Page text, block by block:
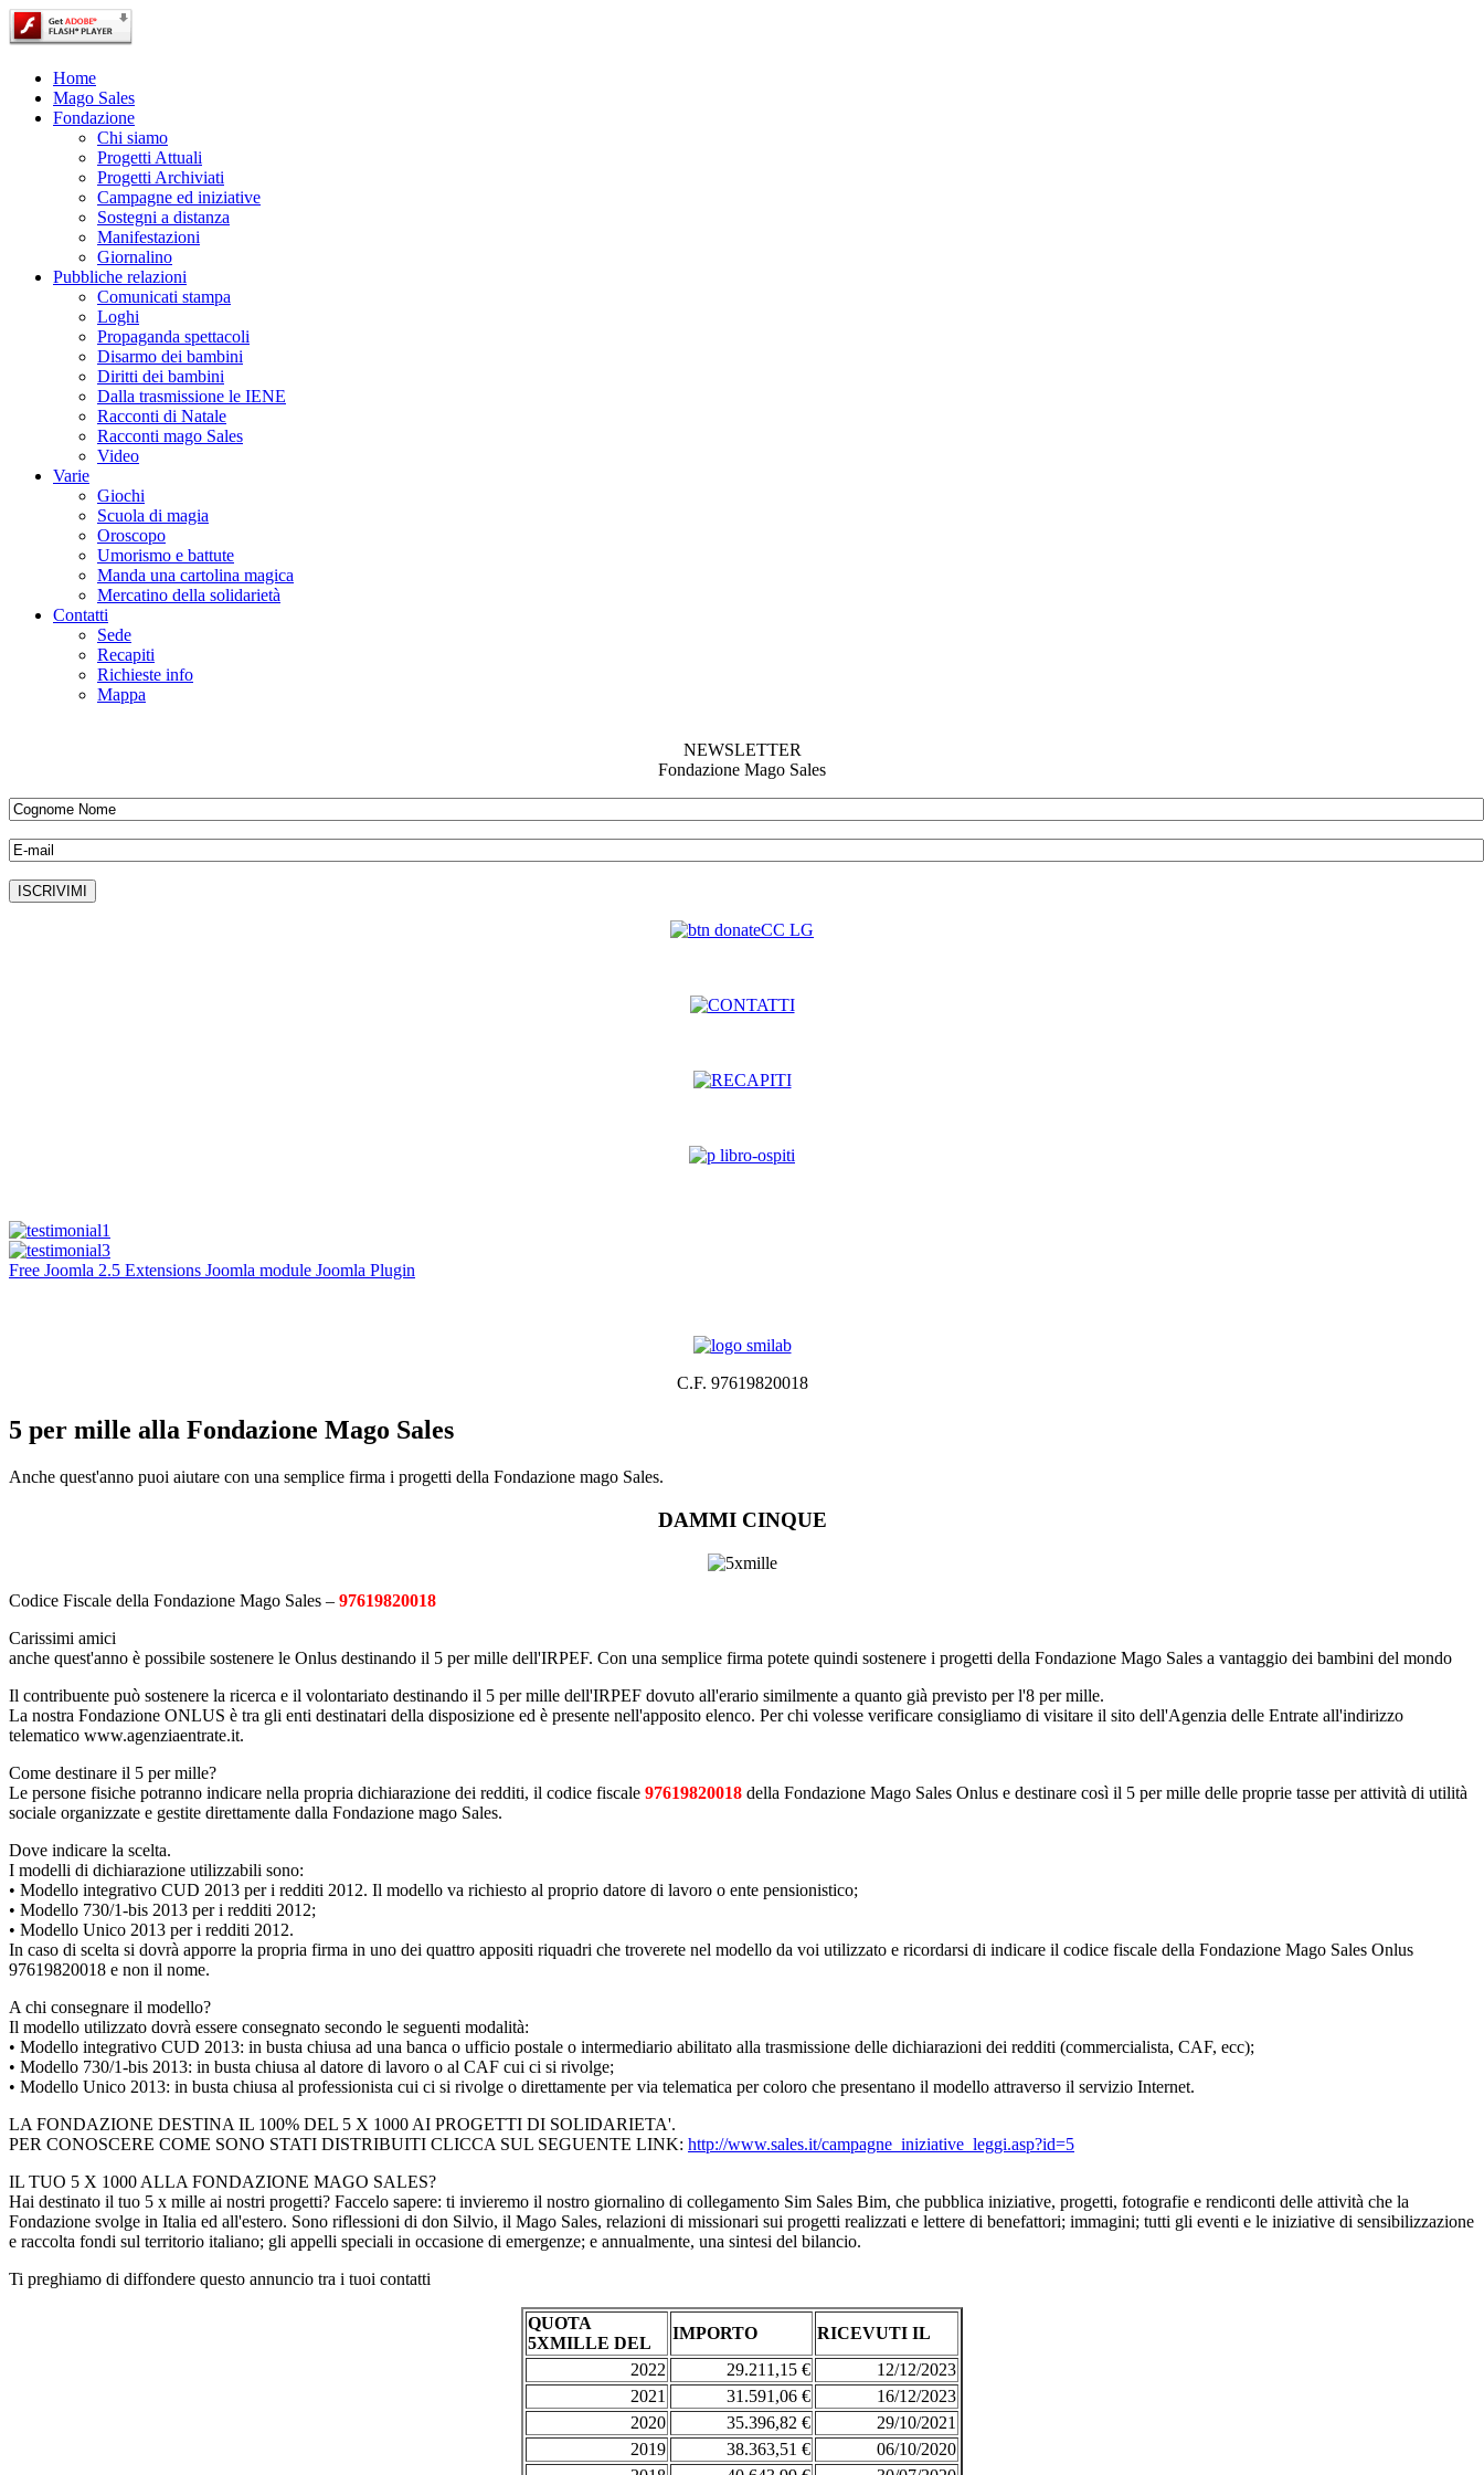
Home
Mago Sales
Fondazione
Chi siamo
Progetti Attuali
Progetti Archiviati
Campagne ed iniziative
Sostegni a distanza
Manifestazioni
Giornalino
Pubbliche relazioni
Comunicati stampa
Loghi
Propaganda spettacoli
Disarmo dei bambini
Diritti dei bambini
Dalla trasmissione le IENE
Racconti di Natale
Racconti mago Sales
Video
Varie
Giochi
Scuola di magia
Oroscopo
Umorismo e battute
Manda una cartolina magica
Mercatino della solidarietà
Contatti
Sede
Recapiti
Richieste info
Mappa
NEWSLETTER
Fondazione Mago Sales
Free Joomla 2.5 Extensions Joomla module Joomla Plugin
C.F. 97619820018
5 per mille alla Fondazione Mago Sales
Anche quest'anno puoi aiutare con una semplice firma i progetti della Fondazione mago Sales.
DAMMI CINQUE
Codice Fiscale della Fondazione Mago Sales – 97619820018
Carissimi amici
anche quest'anno è possibile sostenere le Onlus destinando il 5 per mille dell'IRPEF. Con una semplice firma potete quindi sostenere i progetti della Fondazione Mago Sales a vantaggio dei bambini del mondo
Il contribuente può sostenere la ricerca e il volontariato destinando il 5 per mille dell'IRPEF dovuto all'erario similmente a quanto già previsto per l'8 per mille.
La nostra Fondazione ONLUS è tra gli enti destinatari della disposizione ed è presente nell'apposito elenco. Per chi volesse verificare consigliamo di visitare il sito dell'Agenzia delle Entrate all'indirizzo
telematico www.agenziaentrate.it.
Come destinare il 5 per mille?
Le persone fisiche potranno indicare nella propria dichiarazione dei redditi, il codice fiscale 97619820018 della Fondazione Mago Sales Onlus e destinare così il 5 per mille delle proprie tasse per attività di utilità
sociale organizzate e gestite direttamente dalla Fondazione mago Sales.
Dove indicare la scelta.
I modelli di dichiarazione utilizzabili sono:
• Modello integrativo CUD 2013 per i redditi 2012. Il modello va richiesto al proprio datore di lavoro o ente pensionistico;
• Modello 730/1-bis 2013 per i redditi 2012;
• Modello Unico 2013 per i redditi 2012.
In caso di scelta si dovrà apporre la propria firma in uno dei quattro appositi riquadri che troverete nel modello da voi utilizzato e ricordarsi di indicare il codice fiscale della Fondazione Mago Sales Onlus
97619820018 e non il nome.
A chi consegnare il modello?
Il modello utilizzato dovrà essere consegnato secondo le seguenti modalità:
• Modello integrativo CUD 2013: in busta chiusa ad una banca o ufficio postale o intermediario abilitato alla trasmissione delle dichiarazioni dei redditi (commercialista, CAF, ecc);
• Modello 730/1-bis 2013: in busta chiusa al datore di lavoro o al CAF cui ci si rivolge;
• Modello Unico 2013: in busta chiusa al professionista cui ci si rivolge o direttamente per via telematica per coloro che presentano il modello attraverso il servizio Internet.
LA FONDAZIONE DESTINA IL 100% DEL 5 X 1000 AI PROGETTI DI SOLIDARIETA'.
PER CONOSCERE COME SONO STATI DISTRIBUITI CLICCA SUL SEGUENTE LINK: http://www.sales.it/campagne_iniziative_leggi.asp?id=5
IL TUO 5 X 1000 ALLA FONDAZIONE MAGO SALES?
Hai destinato il tuo 5 x mille ai nostri progetti? Faccelo sapere: ti invieremo il nostro giornalino di collegamento Sim Sales Bim, che pubblica iniziative, progetti, fotografie e rendiconti delle attività che la
Fondazione svolge in Italia ed all'estero. Sono riflessioni di don Silvio, il Mago Sales, relazioni di missionari sui progetti realizzati e lettere di benefattori; immagini; tutti gli eventi e le iniziative di sensibilizzazione
e raccolta fondi sul territorio italiano; gli appelli speciali in occasione di emergenze; e annualmente, una sintesi del bilancio.
Ti preghiamo di diffondere questo annuncio tra i tuoi contatti
QUOTA
5XMILLE DEL
IMPORTO
RICEVUTI IL
2022
29.211,15 €
12/12/2023
2021
31.591,06 €
16/12/2023
2020
35.396,82 €
29/10/2021
2019
38.363,51 €
06/10/2020